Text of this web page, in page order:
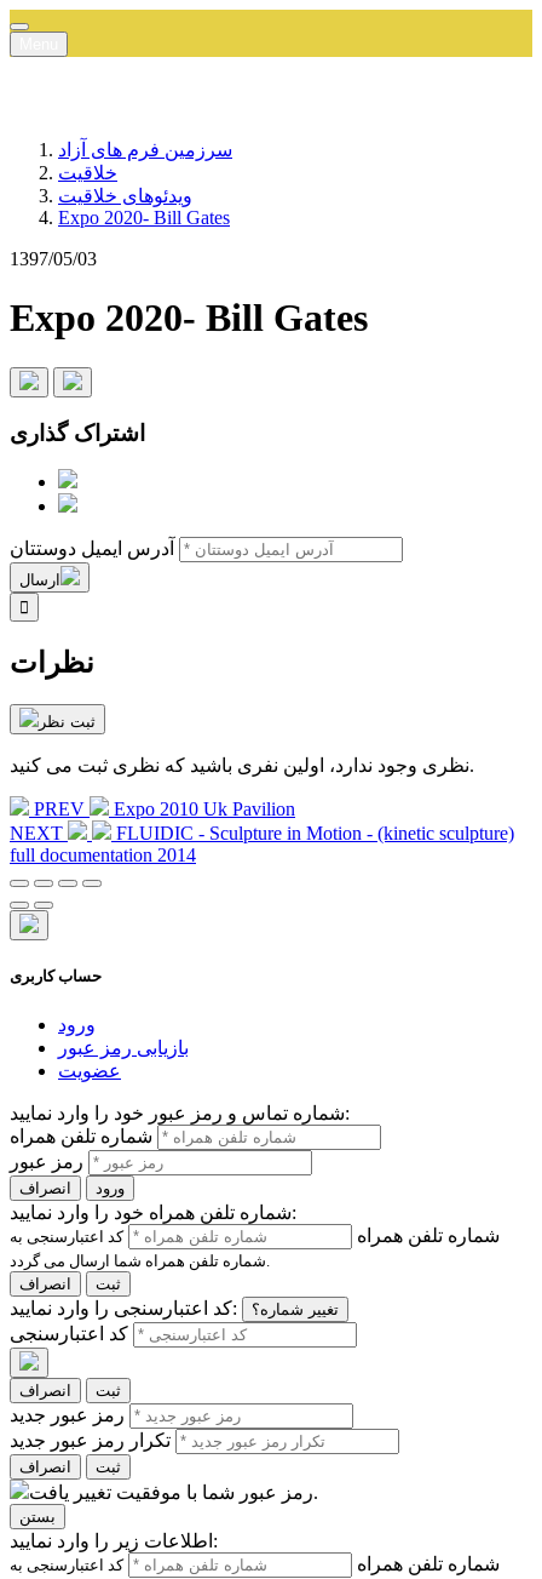
سرزمین فرم های آزاد
خلاقیت
ویدئوهای خلاقیت
Expo 2020- Bill Gates
1397/05/03
Expo 2020- Bill Gates
اشتراک گذاری
آدرس ایمیل دوستتان
ارسال

نظرات
ثبت نظر
نظری وجود ندارد، اولین نفری باشید که نظری ثبت می کنید.
PREV
Expo 2010 Uk Pavilion
NEXT
FLUIDIC - Sculpture in Motion - (kinetic sculpture)
full documentation 2014
حساب کاربری
ورود
بازیابی رمز عبور
عضویت
شماره تماس و رمز عبور خود را وارد نمایید:
شماره تلفن همراه
رمز عبور
انصراف ورود
شماره تلفن همراه خود را وارد نمایید:
شماره تلفن همراه
کد اعتبارسنجی به
شماره تلفن همراه شما ارسال می گردد.
انصراف
ثبت
کد اعتبارسنجی را وارد نمایید: تغییر شماره؟
کد اعتبارسنجی
انصراف ثبت
رمز عبور جدید
تکرار رمز عبور جدید
انصراف ثبت
رمز عبور شما با موفقیت تغییر یافت.
بستن
اطلاعات زیر را وارد نمایید:
شماره تلفن همراه
کد اعتبارسنجی به